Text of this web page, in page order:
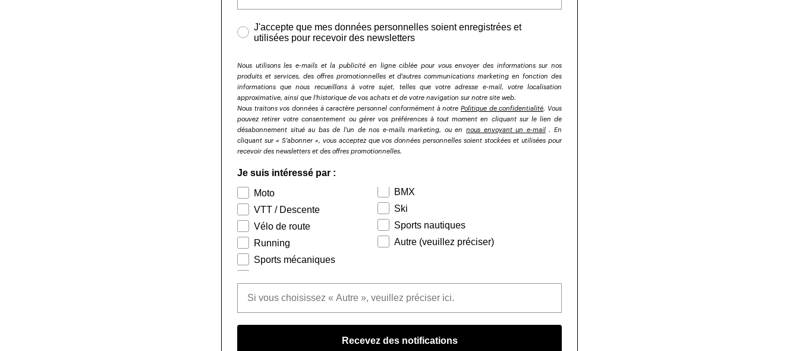
J'accepte que mes données personnelles soient enregistrées et
utilisées pour recevoir des newsletters
Nous utilisons les e-mails et la publicité en ligne ciblée pour vous envoyer des informations sur nos
produits et services, des offres promotionnelles et d'autres communications marketing en fonction des
informations que nous recueillons à votre sujet, telles que votre adresse e-mail, votre localisation
approximative, ainsi que l'historique de vos achats et de votre navigation sur notre site web.
Nous traitons vos données à caractère personnel conformément à notre Politique de confidentialité. Vous
pouvez retirer votre consentement ou gérer vos préférences à tout moment en cliquant sur le lien de
désabonnement situé au bas de l'un de nos e-mails marketing, ou ennous envoyant un e-mail. En
cliquant sur « S'abonner », vous acceptez que vos données personnelles soient stockées et utilisées pour
recevoir des newsletters et des offres promotionnelles.
Je suis intéressé par :
Moto
VTT / Descente
Vélo de route
Running
Sports mécaniques
BMX
Ski
Sports nautiques
Autre (veuillez préciser)
Recevez des notifications